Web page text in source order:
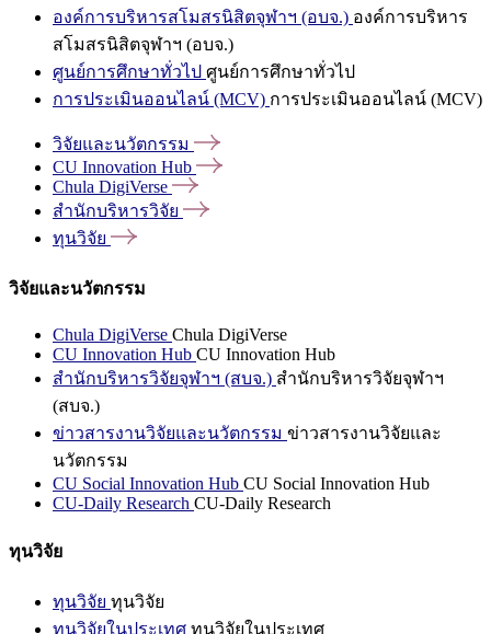
องค์การบริหารสโมสรนิสิตจุฬาฯ (อบจ.) องค์การบริหาร
สโมสรนิสิตจุฬาฯ (อบจ.)
ศูนย์การศึกษาทั่วไป ศูนย์การศึกษาทั่วไป
การประเมินออนไลน์ (MCV) การประเมินออนไลน์ (MCV)
วิจัยและนวัตกรรม
CU Innovation Hub
Chula DigiVerse
สำนักบริหารวิจัย
ทุนวิจัย
วิจัยและนวัตกรรม
Chula DigiVerse Chula DigiVerse
CU Innovation Hub CU Innovation Hub
สำนักบริหารวิจัยจุฬาฯ (สบจ.) สำนักบริหารวิจัยจุฬาฯ
(สบจ.)
ข่าวสารงานวิจัยและนวัตกรรม ข่าวสารงานวิจัยและ
นวัตกรรม
CU Social Innovation Hub CU Social Innovation Hub
CU-Daily Research CU-Daily Research
ทุนวิจัย
ทุนวิจัย ทุนวิจัย
ทุนวิจัยในประเทศ ทุนวิจัยในประเทศ